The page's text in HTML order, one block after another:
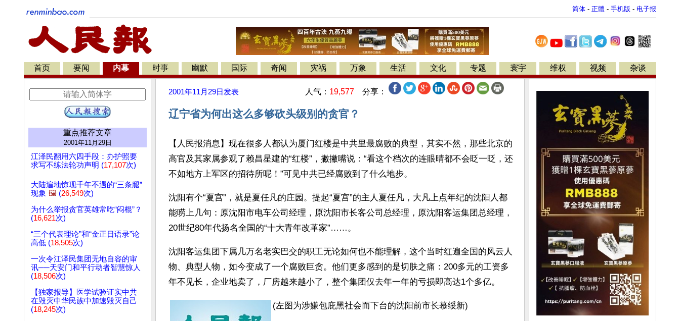
简体 - 正體 - 手机版 - 电子报
首页 要闻 内幕 时事 幽默 国际 奇闻 灾祸 万象 生活 文化 专题 寰宇 维权 视频 杂谈
重点推荐文章
2001年11月29日
江泽民翻用六四手段：办护照要
求写不练法轮功声明 (17,107次)
大陆遍地惊现千年不遇的“三条腿”
现象 🖼️ (26,549次)
为什么举报贪官英雄常吃“闷棍”？
(16,621次)
“三个代表理论”和“金正日语录”论
高低 (18,505次)
一次令江泽民集团无地自容的审
讯──天安门和平行动者智慧惊人
(18,506次)
【独家报导】医学试验证实中共
在毁灭中华民族中加速毁灭自己
(18,245次)
2001年11月29日 发表 人气： 19,577 分享：
辽宁省为何出这么多够砍头级别的贪官？
【人民报消息】现在很多人都认为厦门红楼是中共里最腐败的典型，其实不然，那些北京的
高官及其家属参观了赖昌星建的“红楼”，撇撇嘴说：“看这个档次的连眼晴都不会眨一眨，还
不如地方上军区的招待所呢！”可见中共已经腐败到了什么地步。
沈阳有个“夏宫”，就是夏任凡的庄园。提起“夏宫”的主人夏任凡，大凡上点年纪的沈阳人都
能唠上几句：原沈阳市电车公司经理，原沈阳市长客公司总经理，原沈阳客运集团总经理，
20世纪80年代扬名全国的“十大青年改革家”……。
沈阳客运集团下属几万名老实巴交的职工无论如何也不能理解，这个当时红遍全国的风云人
物、典型人物，如今变成了一个腐败巨贪。他们更多感到的是切肤之痛：200多元的工资多
年不见长，企业地卖了，厂房越来越小了，整个集团仅去年一年的亏损即高达1个多亿。
(左图为涉嫌包庇黑社会而下台的沈阳前市长慕绥新)